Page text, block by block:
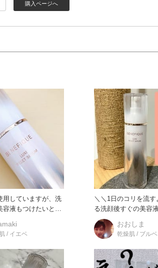
購入ページへ
用していますが、洗
容液もつけたいと思
/ イエベ
＼＼1日のコリを流す
る洗顔後すぐの美容液／／
の肌に2プッシュ 顔
おおしま
乾燥肌 / ブルベ